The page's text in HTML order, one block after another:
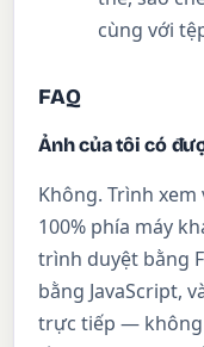
cùng với
FAQ
Ảnh của tôi có
Không. Trình xem
100% phía máy
trình duyệt bằng
bằng JavaScript,
trực tiếp — không